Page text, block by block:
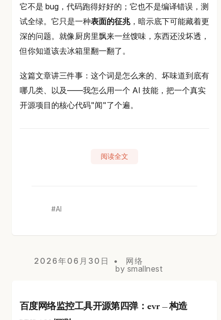
它不是 bug，代码跑得好好的；它也不是编译错误，测
试全绿。它只是一种表面的征兆，暗示底下可能藏着更
深的问题。就像厨房里飘来一丝馊味，东西还没坏透，
但你知道该去冰箱里翻一翻了。
这篇文章讲三件事：这个词是怎么来的、坏味道到底有
哪几类、以及——我怎么用一个 AI 技能，把一个真实
开源项目的核心代码"闻"了个遍。
阅读全文
AI
2026年06月30日
网络
by smallnest
百度网络监控工具开源第四弹：evr — 构造